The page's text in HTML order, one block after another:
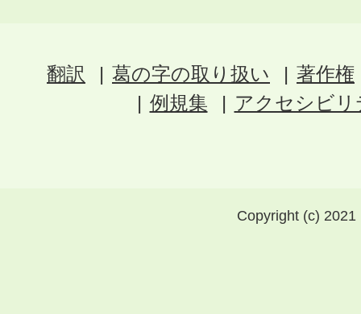
翻訳 葛の字の取り扱い
著作権
例規集
アクセシビ
Copyright (c)